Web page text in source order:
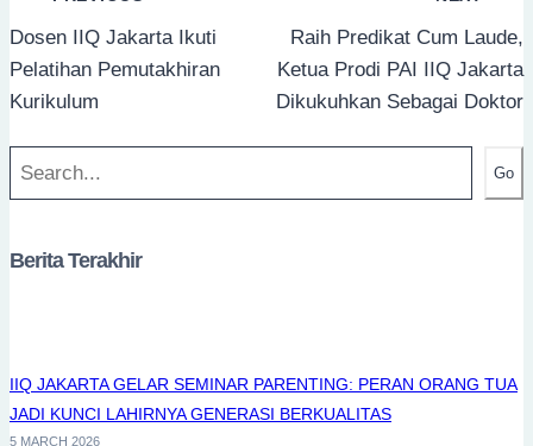
Dosen IIQ Jakarta Ikuti
Pelatihan Pemutakhiran
Kurikulum
Raih Predikat Cum Laude,
Ketua Prodi PAI IIQ Jakarta
Dikukuhkan Sebagai Doktor
Search
Go
Berita Terakhir
IIQ JAKARTA GELAR SEMINAR PARENTING: PERAN ORANG TUA
JADI KUNCI LAHIRNYA GENERASI BERKUALITAS
5 MARCH 2026